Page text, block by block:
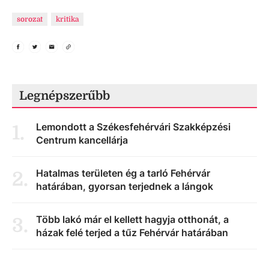
sorozat kritika
Legnépszerűbb
1.
Lemondott a Székesfehérvári Szakképzési
Centrum kancellárja
2.
Hatalmas területen ég a tarló Fehérvár
határában, gyorsan terjednek a lángok
3.
Több lakó már el kellett hagyja otthonát, a
házak felé terjed a tűz Fehérvár határában